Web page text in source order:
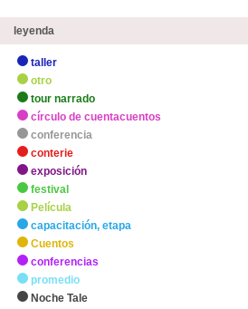
leyenda
taller
otro
tour narrado
círculo de cuentacuentos
conferencia
conterie
exposición
festival
Película
capacitación, etapa
Cuentos
conferencias
promedio
Noche Tale